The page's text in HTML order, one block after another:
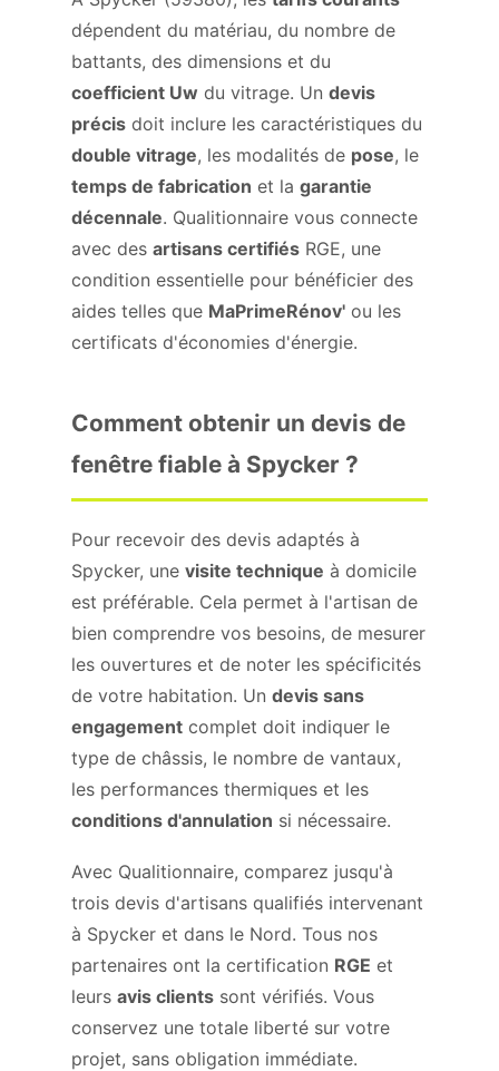
dépendent du matériau, du nombre de
battants, des dimensions et du
coefficient Uw du vitrage. Un devis
précis doit inclure les caractéristiques du
double vitrage, les modalités de pose, le
temps de fabrication et la garantie
décennale. Qualitionnaire vous connecte
avec des artisans certifiés RGE, une
condition essentielle pour bénéficier des
aides telles que MaPrimeRénov' ou les
certificats d'économies d'énergie.
Comment obtenir un devis de
fenêtre fiable à Spycker ?
Pour recevoir des devis adaptés à
Spycker, une visite technique à domicile
est préférable. Cela permet à l'artisan de
bien comprendre vos besoins, de mesurer
les ouvertures et de noter les spécificités
de votre habitation. Un devis sans
engagement complet doit indiquer le
type de châssis, le nombre de vantaux,
les performances thermiques et les
conditions d'annulation si nécessaire.
Avec Qualitionnaire, comparez jusqu'à
trois devis d'artisans qualifiés intervenant
à Spycker et dans le Nord. Tous nos
partenaires ont la certification RGE et
leurs avis clients sont vérifiés. Vous
conservez une totale liberté sur votre
projet, sans obligation immédiate.